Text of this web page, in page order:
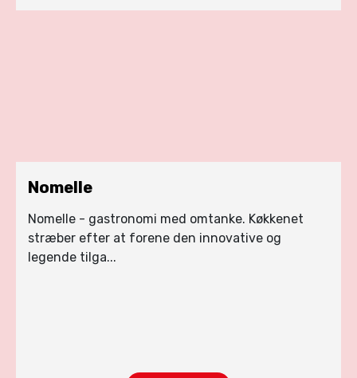
Nomelle
Nomelle - gastronomi med omtanke. Køkkenet
stræber efter at forene den innovative og
legende tilga...